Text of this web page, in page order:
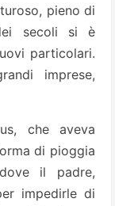
pieno di
secoli si è
particolari.
imprese,
che aveva
di pioggia
il padre,
impedirle di